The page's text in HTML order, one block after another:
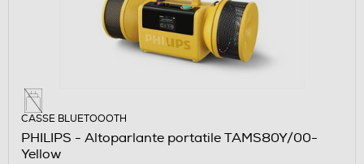
CASSE BLUETOOOTH
PHILIPS - Altoparlante portatile TAMS80Y/00-
Yellow